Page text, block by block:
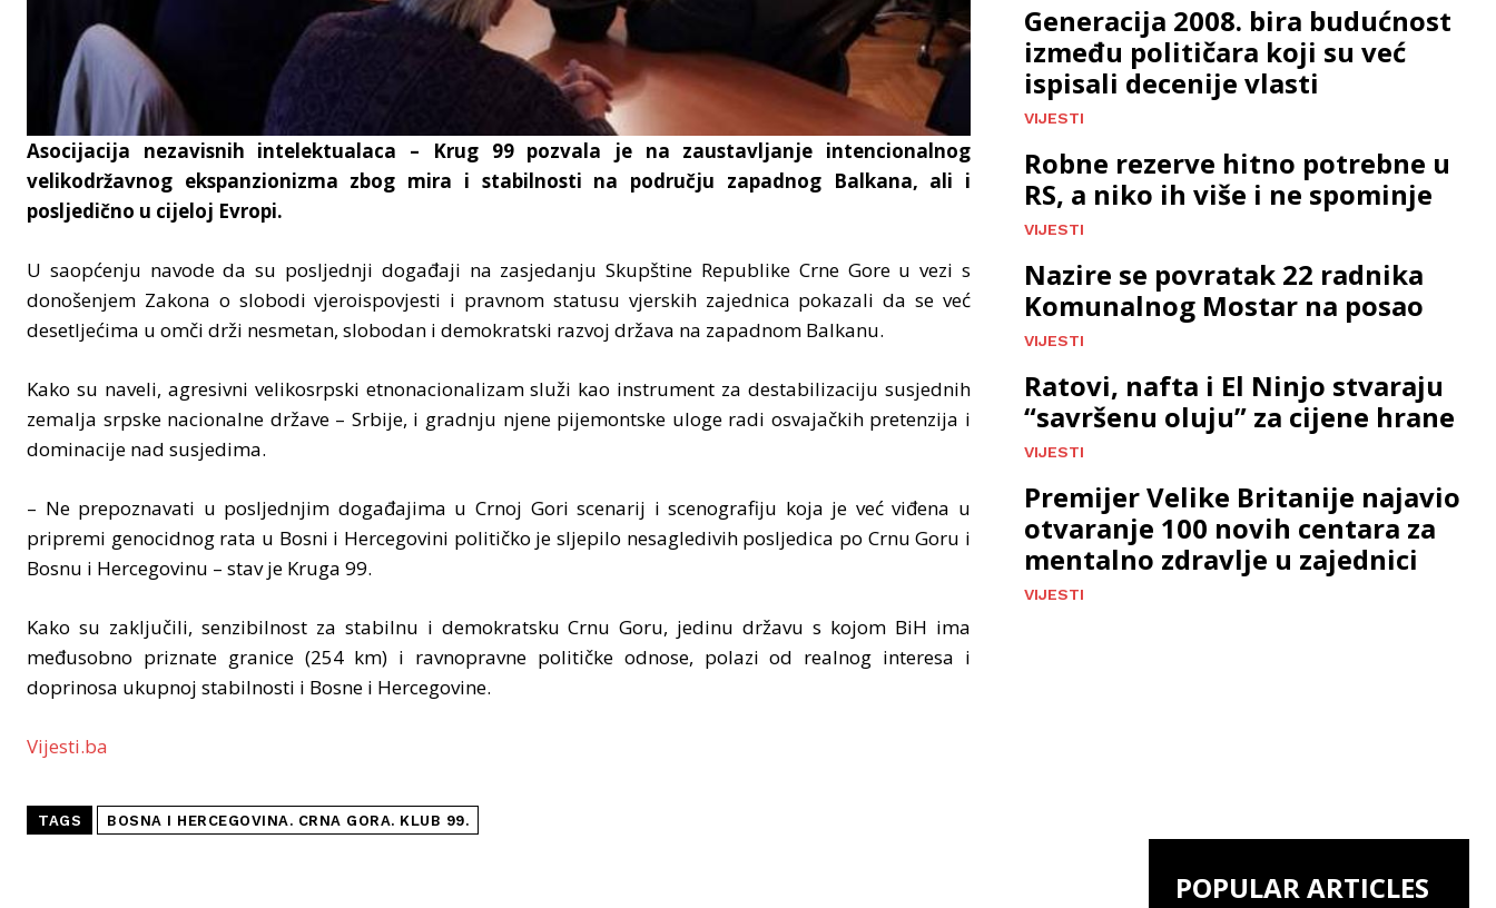
Asocijacija nezavisnih intelektualaca – Krug 99 pozvala je na zaustavljanje intencionalnog
velikodržavnog ekspanzionizma zbog mira i stabilnosti na području zapadnog Balkana, ali i
posljedično u cijeloj Evropi.
U saopćenju navode da su posljednji događaji na zasjedanju Skupštine Republike Crne Gore u vezi s
donošenjem Zakona o slobodi vjeroispovjesti i pravnom statusu vjerskih zajednica pokazali da se već
desetljećima u omči drži nesmetan, slobodan i demokratski razvoj država na zapadnom Balkanu.
Kako su naveli, agresivni velikosrpski etnonacionalizam služi kao instrument za destabilizaciju susjednih
zemalja srpske nacionalne države – Srbije, i gradnju njene pijemontske uloge radi osvajačkih pretenzija i
dominacije nad susjedima.
– Ne prepoznavati u posljednjim događajima u Crnoj Gori scenarij i scenografiju koja je već viđena u
pripremi genocidnog rata u Bosni i Hercegovini političko je sljepilo nesagledivih posljedica po Crnu Goru i
Bosnu i Hercegovinu – stav je Kruga 99.
Kako su zaključili, senzibilnost za stabilnu i demokratsku Crnu Goru, jedinu državu s kojom BiH ima
međusobno priznate granice (254 km) i ravnopravne političke odnose, polazi od realnog interesa i
doprinosa ukupnoj stabilnosti i Bosne i Hercegovine.
Vijesti.ba
TAGS BOSNA I HERCEGOVINA. CRNA GORA. KLUB 99.
Generacija 2008. bira budućnost
između političara koji su već
ispisali decenije vlasti
VIJESTI
Robne rezerve hitno potrebne u
RS, a niko ih više i ne spominje
VIJESTI
Nazire se povratak 22 radnika
Komunalnog Mostar na posao
VIJESTI
Ratovi, nafta i El Ninjo stvaraju
“savršenu oluju” za cijene hrane
VIJESTI
Premijer Velike Britanije najavio
otvaranje 100 novih centara za
mentalno zdravlje u zajednici
VIJESTI
POPULAR ARTICLES